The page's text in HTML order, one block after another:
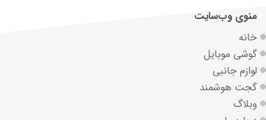
منوی وب‌سایت
خانه
گوشی موبایل
لوازم جانبی
گجت هوشمند
وبلاگ